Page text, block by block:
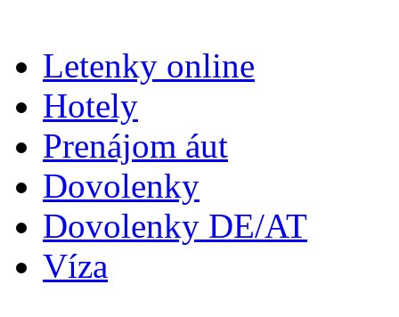
Letenky online
Hotely
Prenájom áut
Dovolenky
Dovolenky DE/AT
Víza